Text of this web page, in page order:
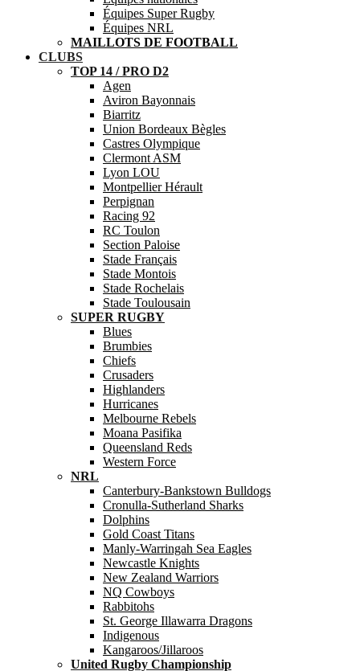
Équipes Super Rugby
Équipes NRL
MAILLOTS DE FOOTBALL
CLUBS
TOP 14 / PRO D2
Agen
Aviron Bayonnais
Biarritz
Union Bordeaux Bègles
Castres Olympique
Clermont ASM
Lyon LOU
Montpellier Hérault
Perpignan
Racing 92
RC Toulon
Section Paloise
Stade Français
Stade Montois
Stade Rochelais
Stade Toulousain
SUPER RUGBY
Blues
Brumbies
Chiefs
Crusaders
Highlanders
Hurricanes
Melbourne Rebels
Moana Pasifika
Queensland Reds
Western Force
NRL
Canterbury-Bankstown Bulldogs
Cronulla-Sutherland Sharks
Dolphins
Gold Coast Titans
Manly-Warringah Sea Eagles
Newcastle Knights
New Zealand Warriors
NQ Cowboys
Rabbitohs
St. George Illawarra Dragons
Indigenous
Kangaroos/Jillaroos
United Rugby Championship